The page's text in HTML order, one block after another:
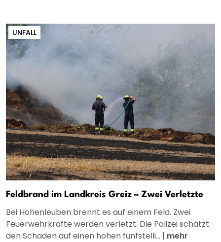
UNFALL
Feldbrand im Landkreis Greiz – Zwei Verletzte
Bei Hohenleuben brennt es auf einem Feld. Zwei
Feuerwehrkräfte werden verletzt. Die Polizei schätzt
den Schaden auf einen hohen fünfstelli... | mehr